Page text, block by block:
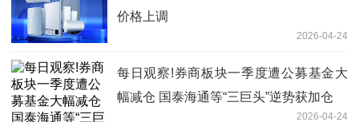
价格上调
2026-04-24
每日观察!券商板块一季度遭公募基金大
幅减仓 国泰海通等“三巨头”逆势获加仓
2026-04-24